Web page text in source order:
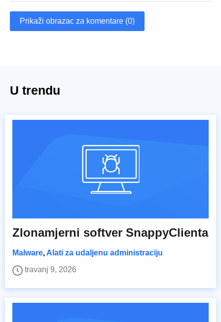
Prikaži obrazac za komentare (0)
U trendu
Zlonamjerni softver SnappyClienta
Malware,Alati za udaljenu administraciju
travanj 9, 2026